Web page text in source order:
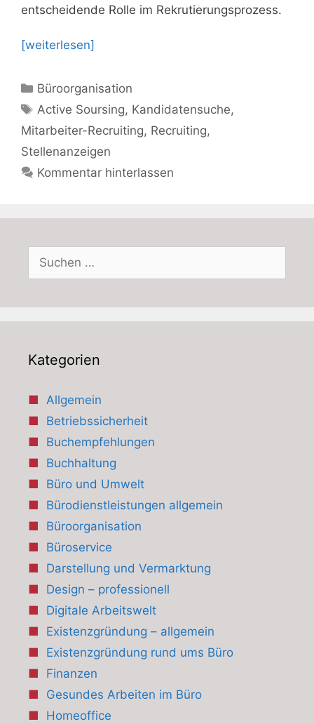
entscheidende Rolle im Rekrutierungsprozess.
[weiterlesen]
Kategorien
Büroorganisation
Schlagwörter
Active Soursing, Kandidatensuche,
Mitarbeiter-Recruiting, Recruiting,
Stellenanzeigen
Kommentar hinterlassen
Suchen
nach:
Kategorien
Allgemein
Betriebssicherheit
Buchempfehlungen
Buchhaltung
Büro und Umwelt
Bürodienstleistungen allgemein
Büroorganisation
Büroservice
Darstellung und Vermarktung
Design – professionell
Digitale Arbeitswelt
Existenzgründung – allgemein
Existenzgründung rund ums Büro
Finanzen
Gesundes Arbeiten im Büro
Homeoffice